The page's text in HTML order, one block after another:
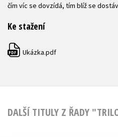
čím víc se dovzídá, tím blíž se
Ke stažení
PDF Ukázka.pdf
DALŠÍ TITULY Z ŘADY